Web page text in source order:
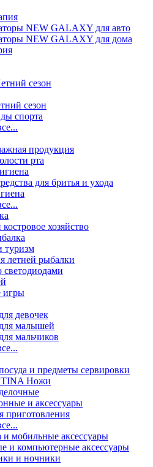
NEW GALAXY для авто
NEW GALAXY для дома
сезон
сезон
спорта
продукция
рта
для бритья и ухода
хозяйство
туризм
летней рыбалки
игры
девочек
малышей
мальчиков
и предметы сервировки
Ножи
и аксессуары
приготовления
и мобильные аксессуары
и компьютерные аксессуары
и ночники